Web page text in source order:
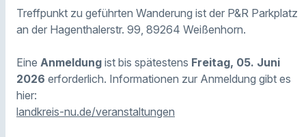
Treffpunkt zu geführten Wanderung ist der P&R Parkplatz
an der Hagenthalerstr. 99, 89264 Weißenhorn.
Eine Anmeldung ist bis spätestens Freitag, 05. Juni
2026 erforderlich. Informationen zur Anmeldung gibt es
hier:
landkreis-nu.de/veranstaltungen